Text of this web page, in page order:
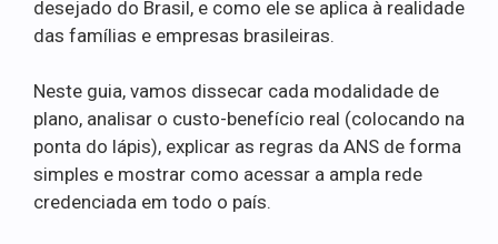
desejado do Brasil, e como ele se aplica à realidade
das famílias e empresas brasileiras.
Neste guia, vamos dissecar cada modalidade de
plano, analisar o custo-benefício real (colocando na
ponta do lápis), explicar as regras da ANS de forma
simples e mostrar como acessar a ampla rede
credenciada em todo o país.